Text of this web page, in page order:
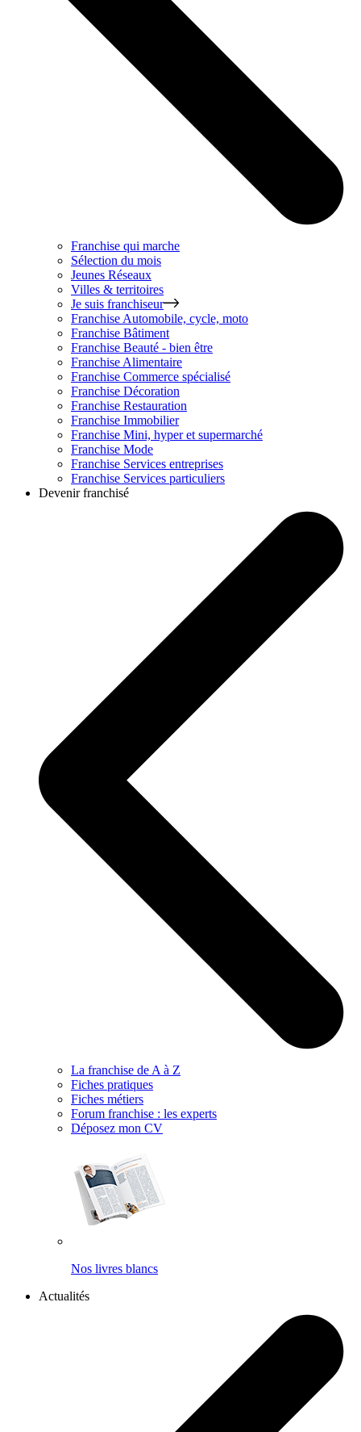
Franchise qui marche
Sélection du mois
Jeunes Réseaux
Villes & territoires
Je suis franchiseur
Franchise Automobile, cycle, moto
Franchise Bâtiment
Franchise Beauté - bien être
Franchise Alimentaire
Franchise Commerce spécialisé
Franchise Décoration
Franchise Restauration
Franchise Immobilier
Franchise Mini, hyper et supermarché
Franchise Mode
Franchise Services entreprises
Franchise Services particuliers
Devenir franchisé
La franchise de A à Z
Fiches pratiques
Fiches métiers
Forum franchise : les experts
Déposez mon CV
Nos livres blancs
Actualités